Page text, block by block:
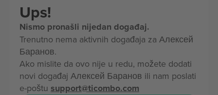
Ups!
Nismo pronašli nijedan događaj.
Trenutno nema aktivnih događaja za Алексей
Баранов.
Ako mislite da ovo nije u redu, možete dodati
novi događaj Алексей Баранов ili nam poslati
e-poštu support@ticombo.com